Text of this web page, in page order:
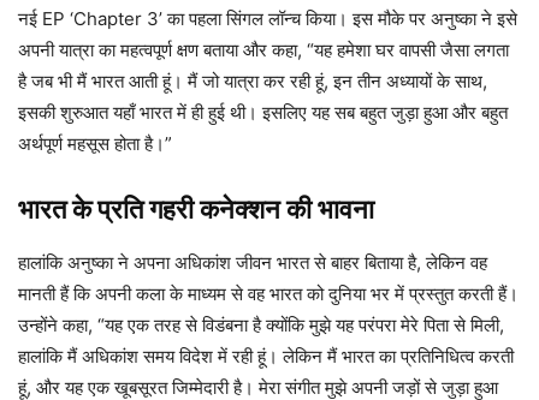
नई EP ‘Chapter 3’ का पहला सिंगल लॉन्च किया। इस मौके पर अनुष्का ने इसे
अपनी यात्रा का महत्वपूर्ण क्षण बताया और कहा, “यह हमेशा घर वापसी जैसा लगता
है जब भी मैं भारत आती हूं। मैं जो यात्रा कर रही हूं, इन तीन अध्यायों के साथ,
इसकी शुरुआत यहाँ भारत में ही हुई थी। इसलिए यह सब बहुत जुड़ा हुआ और बहुत
अर्थपूर्ण महसूस होता है।”
भारत के प्रति गहरी कनेक्शन की भावना
हालांकि अनुष्का ने अपना अधिकांश जीवन भारत से बाहर बिताया है, लेकिन वह
मानती हैं कि अपनी कला के माध्यम से वह भारत को दुनिया भर में प्रस्तुत करती हैं।
उन्होंने कहा, “यह एक तरह से विडंबना है क्योंकि मुझे यह परंपरा मेरे पिता से मिली,
हालांकि मैं अधिकांश समय विदेश में रही हूं। लेकिन मैं भारत का प्रतिनिधित्व करती
हूं, और यह एक खूबसूरत जिम्मेदारी है। मेरा संगीत मुझे अपनी जड़ों से जुड़ा हुआ